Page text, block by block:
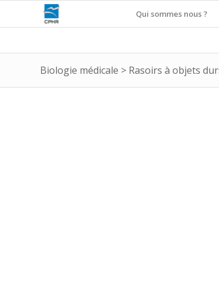
Qui sommes nous ?
Biologie médicale > Rasoirs à objets